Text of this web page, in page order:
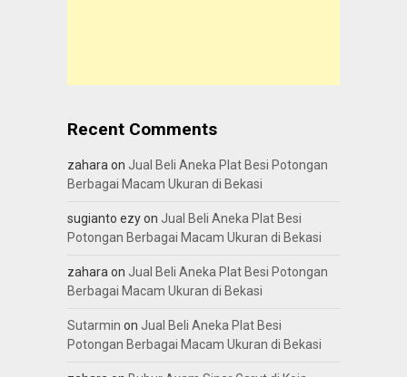
Recent Comments
zahara on Jual Beli Aneka Plat Besi Potongan
Berbagai Macam Ukuran di Bekasi
sugianto ezyon Jual Beli Aneka Plat Besi
Potongan Berbagai Macam Ukuran di Bekasi
zahara on Jual Beli Aneka Plat Besi Potongan
Berbagai Macam Ukuran di Bekasi
Sutarmin on Jual Beli Aneka Plat Besi
Potongan Berbagai Macam Ukuran di Bekasi